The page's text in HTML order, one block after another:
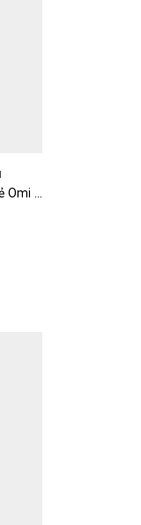
Kem dưỡng cải thiện da khô nứt nẻ Omi Brotherhood Menturm Medical Cream 145g Nhật